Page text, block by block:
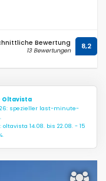
Bewertung
13 Bewertungen 8,2
Oltavista
spezieller last-minute-
14.08. bis 22.08. - 15